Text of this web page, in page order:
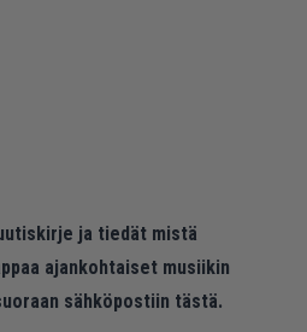
ja tiedät mistä
ajankohtaiset musiikin
sähköpostiin tästä.